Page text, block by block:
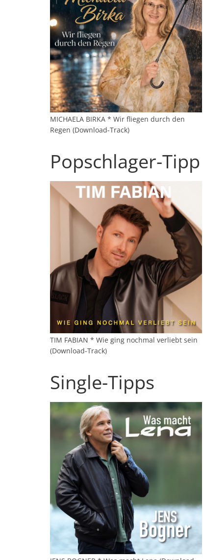
MICHAELA BIRKA * Wir fliegen durch den
Regen (Download-Track)
Popschlager-Tipp
TIM FABIAN * Wie ging nochmal verliebt sein
(Download-Track)
Single-Tipps